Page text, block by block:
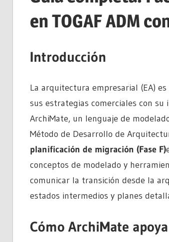
en TOGAF ADM
Introducción
La arquitectura empresarial (EA)
sus estrategias comerciales con
ArchiMate, un lenguaje de
Método de Desarrollo de
planificación de migración (Fase F)
conceptos de modelado y
comunicar la transición desde la
estados intermedios y planes
Cómo ArchiMate